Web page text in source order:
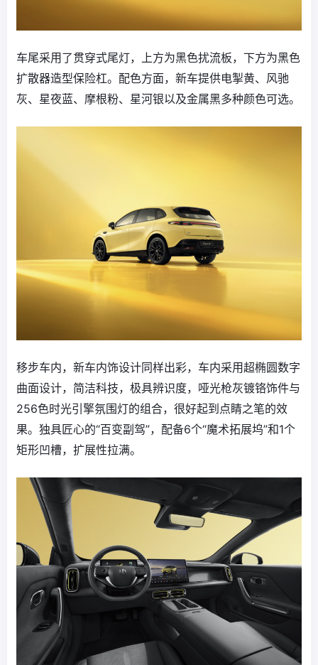
车尾采用了贯穿式尾灯，上方为黑色扰流板，下方为黑色
扩散器造型保险杠。配色方面，新车提供电掣黄、风驰
灰、星夜蓝、摩根粉、星河银以及金属黑多种颜色可选。
移步车内，新车内饰设计同样出彩，车内采用超椭圆数字
曲面设计，简洁科技，极具辨识度，哑光枪灰镀铬饰件与
256色时光引擎氛围灯的组合，很好起到点睛之笔的效
果。独具匠心的“百变副驾”，配备6个“魔术拓展坞”和1个
矩形凹槽，扩展性拉满。